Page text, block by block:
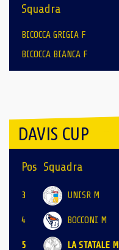
Squadra
BICOCCA GRIGIA F
BICOCCA BIANCA F
DAVIS CUP
Pos Squadra
3 UNISR M
4 BOCCONI M
5 LA STATALE M